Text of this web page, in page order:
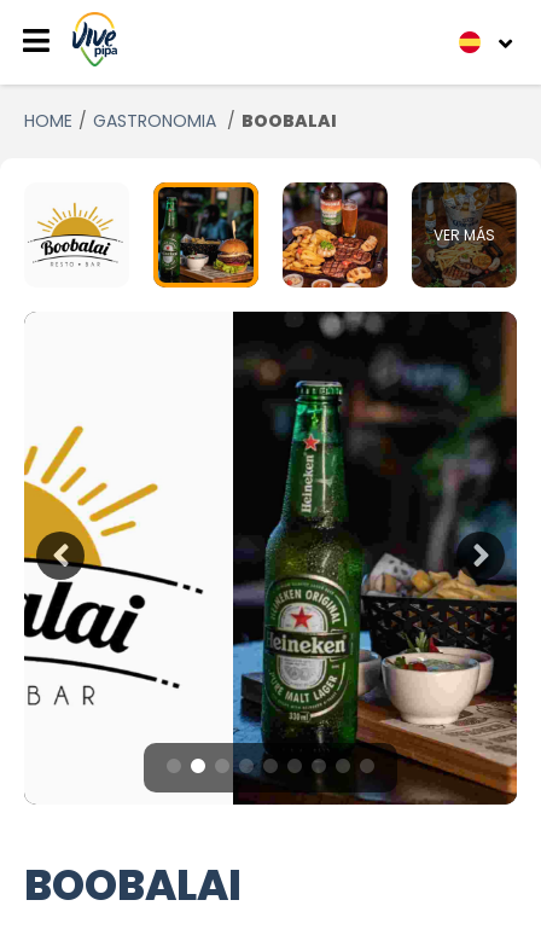
HOME GASTRONOMIA BOOBALAI
VER MÁS
BOOBALAI